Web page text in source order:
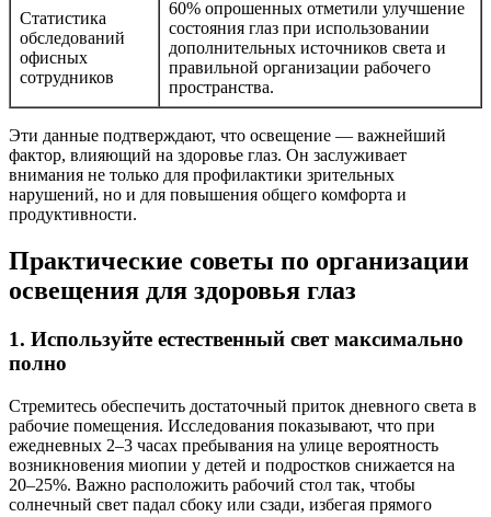
Статистика
обследований
офисных
сотрудников
60% опрошенных отметили улучшение
состояния глаз при использовании
дополнительных источников света и
правильной организации рабочего
пространства.
Эти данные подтверждают, что освещение — важнейший
фактор, влияющий на здоровье глаз. Он заслуживает
внимания не только для профилактики зрительных
нарушений, но и для повышения общего комфорта и
продуктивности.
Практические советы по организации
освещения для здоровья глаз
1. Используйте естественный свет максимально
полно
Стремитесь обеспечить достаточный приток дневного света в
рабочие помещения. Исследования показывают, что при
ежедневных 2–3 часах пребывания на улице вероятность
возникновения миопии у детей и подростков снижается на
20–25%. Важно расположить рабочий стол так, чтобы
солнечный свет падал сбоку или сзади, избегая прямого